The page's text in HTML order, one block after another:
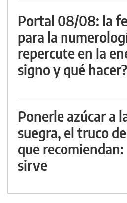
Portal 08/08: la
para la
repercute en la
signo y qué hacer?
Ponerle azúcar a
suegra, el truco
que recomiendan:
sirve